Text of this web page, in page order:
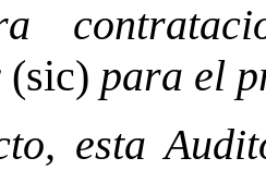
(sic) para el
esta